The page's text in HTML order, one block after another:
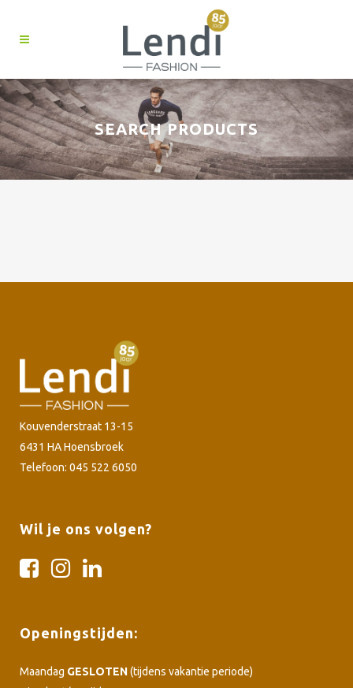
SEARCH PRODUCTS
Kouvenderstraat 13-15
6431 HA Hoensbroek
Telefoon: 045 522 6050
Wil je ons volgen?
Openingstijden:
Maandag GESLOTEN(tijdens vakantie periode)